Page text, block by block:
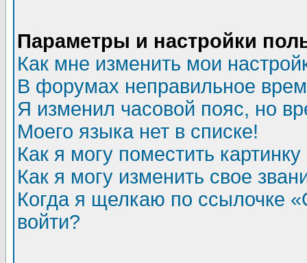
Параметры и настройки
Как мне изменить мои
В форумах неправильное
Я изменил часовой пояс, но
Моего языка нет в списке!
Как я могу поместить
Как я могу изменить свое
Когда я щелкаю по ссылочке
войти?